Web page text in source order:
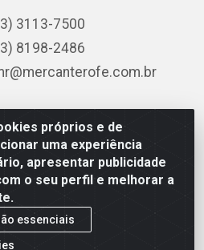
próprios e de
uma experiência
apresentar publicidade
o seu perfil e melhorar a
essenciais
3113-7500
8198-2486
Ribeiro de Luna, 3777 -
Pessoa/PB - CEP 58081-400 -
0001-85